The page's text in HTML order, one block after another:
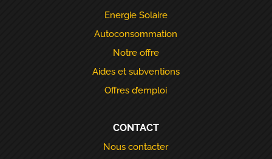
Energie Solaire
Autoconsommation
Notre offre
Aides et subventions
Offres d’emploi
CONTACT
Nous contacter